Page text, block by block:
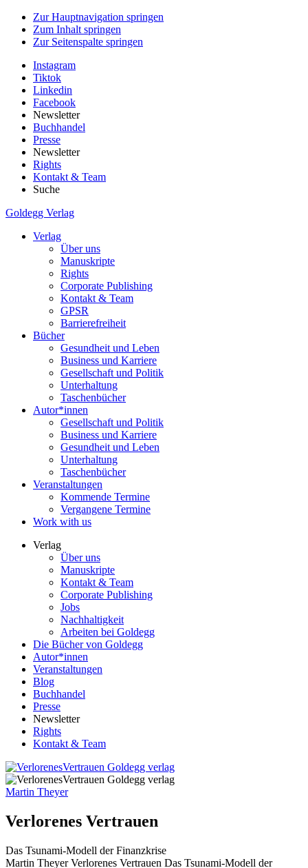
Zur Hauptnavigation springen
Zum Inhalt springen
Zur Seitenspalte springen
Instagram
Tiktok
Linkedin
Facebook
Newsletter
Buchhandel
Presse
Newsletter
Rights
Kontakt & Team
Suche
Goldegg Verlag
Verlag
Über uns
Manuskripte
Rights
Corporate Publishing
Kontakt & Team
GPSR
Barrierefreiheit
Bücher
Gesundheit und Leben
Business und Karriere
Gesellschaft und Politik
Unterhaltung
Taschenbücher
Autor*innen
Gesellschaft und Politik
Business und Karriere
Gesundheit und Leben
Unterhaltung
Taschenbücher
Veranstaltungen
Kommende Termine
Vergangene Termine
Work with us
Verlag
Über uns
Manuskripte
Kontakt & Team
Corporate Publishing
Jobs
Nachhaltigkeit
Arbeiten bei Goldegg
Die Bücher von Goldegg
Autor*innen
Veranstaltungen
Blog
Buchhandel
Presse
Newsletter
Rights
Kontakt & Team
Martin Theyer
Verlorenes Vertrauen
Das Tsunami-Modell der Finanzkrise
Martin Theyer Verlorenes Vertrauen Das Tsunami-Modell der